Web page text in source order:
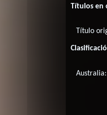
Títulos en
Título